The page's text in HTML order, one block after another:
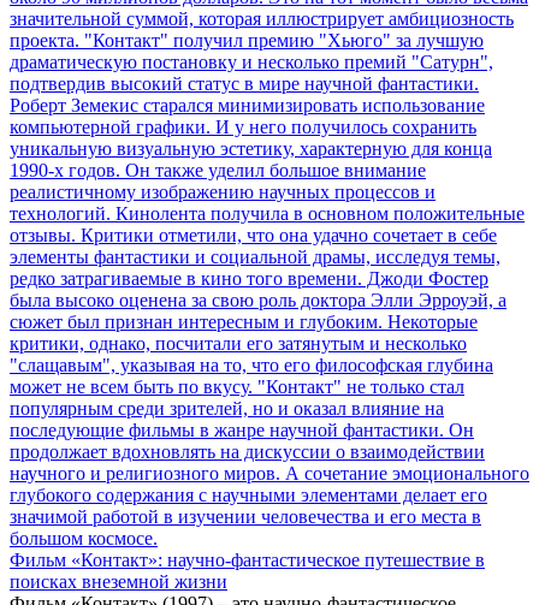
Фильм «Контакт»: научно-фантастическое путешествие в
поисках внеземной жизни